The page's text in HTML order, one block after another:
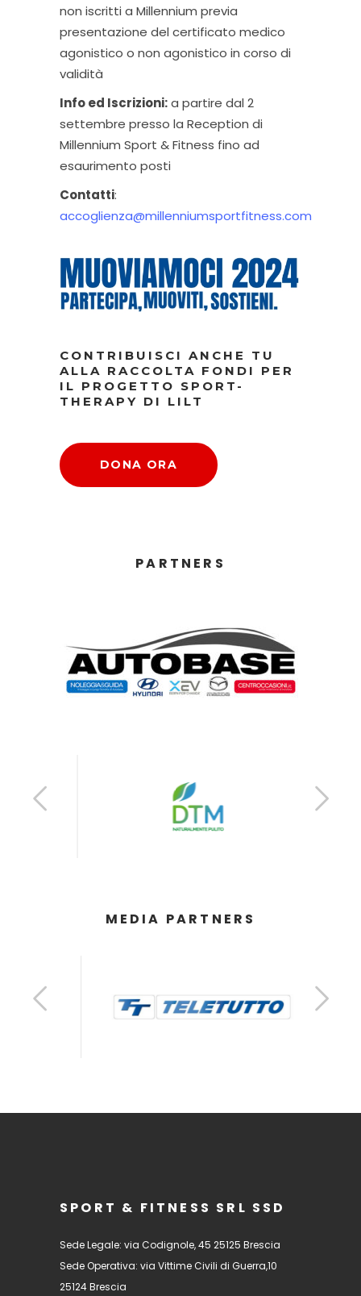
non iscritti a Millennium previa
presentazione del certificato medico
agonistico o non agonistico in corso di
validità
Info ed Iscrizioni:a partire dal 2
settembre presso la Reception di
Millennium Sport & Fitness fino ad
esaurimento posti
Contatti:
accoglienza@millenniumsportfitness.com
CONTRIBUISCI ANCHE TU
ALLA RACCOLTA FONDI PER
IL PROGETTO SPORT-
THERAPY DI LILT
DONA ORA
PARTNERS
MEDIA PARTNERS
SPORT & FITNESS SRL SSD
Sede Legale: via Codignole, 45 25125 Brescia
Sede Operativa: via Vittime Civili di Guerra,10
25124 Brescia